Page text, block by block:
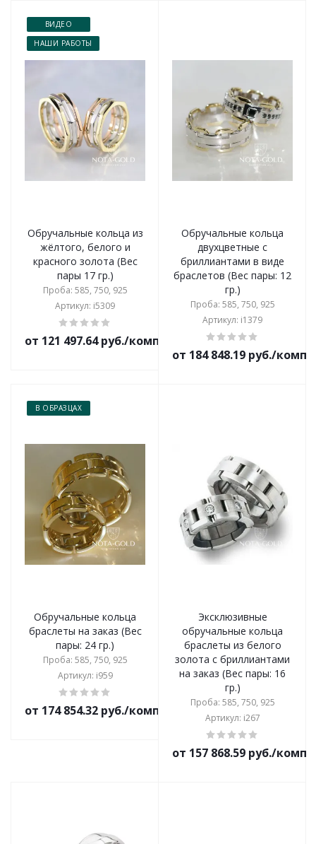
ВИДЕО
НАШИ РАБОТЫ
Обручальные кольца из
жёлтого, белого и
красного золота (Вес
пары 17 гр.)
Проба: 585, 750, 925
Артикул: i5309
от 121 497.64 руб./комплект
Обручальные кольца
двухцветные с
бриллиантами в виде
браслетов (Вес пары: 12
гр.)
Проба: 585, 750, 925
Артикул: i1379
от 184 848.19 руб./
В ОБРАЗЦАХ
Обручальные кольца
браслеты на заказ (Вес
пары: 24 гр.)
Проба: 585, 750, 925
Артикул: i959
от 174 854.32 руб./комплект
Эксклюзивные
обручальные кольца
браслеты из белого
золота с бриллиантами
на заказ (Вес пары: 16
гр.)
Проба: 585, 750, 925
Артикул: i267
от 157 868.59 руб./